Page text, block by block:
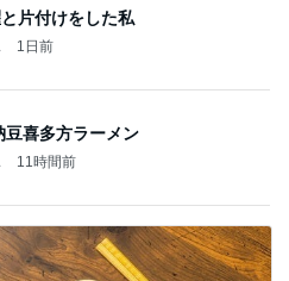
片付けをした私
1日前
豆喜多方ラーメン
11時間前